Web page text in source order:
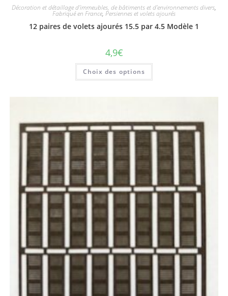
Décoration et détaillage d'immeubles, de bâtiments et d'environnements divers,
Fabriqué en France, Persiennes et volets ajourés
12 paires de volets ajourés 15.5 par 4.5 Modèle 1
4,9€
Choix des options